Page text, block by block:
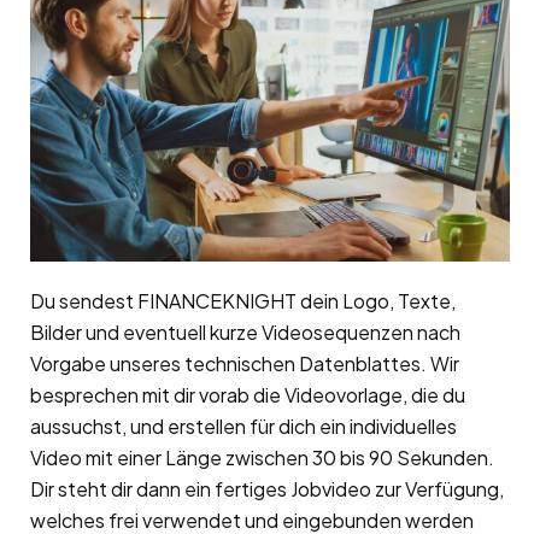
Du sendest FINANCEKNIGHT dein Logo, Texte,
Bilder und eventuell kurze Videosequenzen nach
Vorgabe unseres technischen Datenblattes. Wir
besprechen mit dir vorab die Videovorlage, die du
aussuchst, und erstellen für dich ein individuelles
Video mit einer Länge zwischen 30 bis 90 Sekunden.
Dir steht dir dann ein fertiges Jobvideo zur Verfügung,
welches frei verwendet und eingebunden werden